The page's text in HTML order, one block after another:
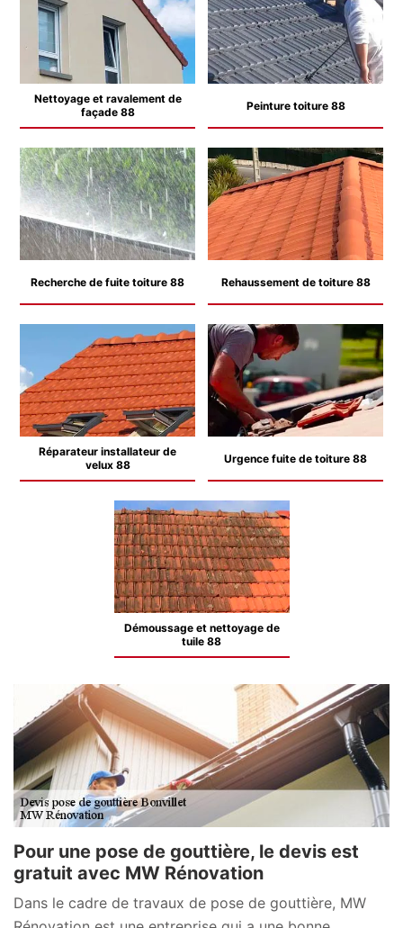
Nettoyage et ravalement de
façade 88
Peinture toiture 88
Recherche de fuite toiture 88 Rehaussement de toiture 88
Réparateur installateur de
velux 88
Urgence fuite de toiture 88
Démoussage et nettoyage de
tuile 88
Pour une pose de gouttière, le devis est
gratuit avec MW Rénovation
Dans le cadre de travaux de pose de gouttière, MW